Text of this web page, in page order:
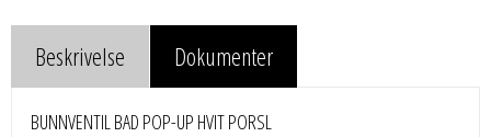
Beskrivelse Dokumenter
BUNNVENTIL BAD POP-UP HVIT PORSL